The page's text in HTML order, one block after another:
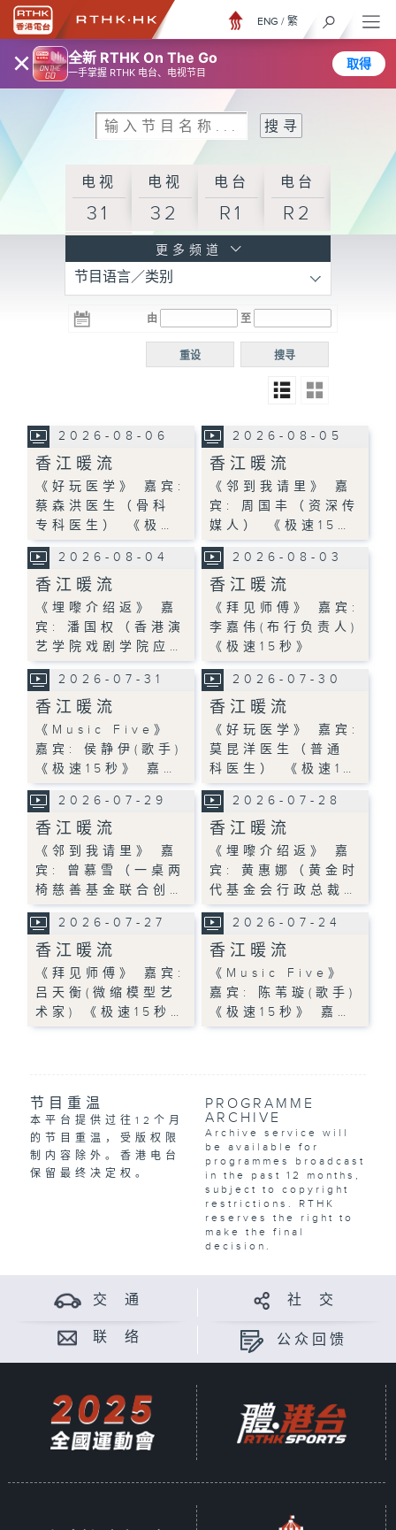
× 全新 RTHK On The Go
一手掌握 RTHK 电台、电视节目
取得
ENG / 繁
电视
31
电视
32
电台
R1
电台
R2
R3
电台 电台
R5
电台
普通
更多频道
节目语言／类别
由 至
搜寻
重设
2026-08-06
香江暖流
《好玩医学》 嘉宾:
蔡森洪医生（骨科
专科医生） 《极…
2026-08-05
香江暖流
《邻到我请里》 嘉
宾: 周国丰（资深传
媒人） 《极速15…
2026-08-04
香江暖流
《埋嚟介绍返》 嘉
宾: 潘国权（香港演
艺学院戏剧学院应…
2026-08-03
香江暖流
《拜见师傅》 嘉宾:
李嘉伟(布行负责人)
《极速15秒》
2026-07-31
香江暖流
《Music Five》
嘉宾: 侯静伊(歌手)
《极速15秒》 嘉…
2026-07-30
香江暖流
《好玩医学》 嘉宾:
莫昆洋医生（普通
科医生） 《极速1…
2026-07-29
香江暖流
《邻到我请里》 嘉
宾: 曾慕雪（一桌两
椅慈善基金联合创…
2026-07-28
香江暖流
《埋嚟介绍返》 嘉
宾: 黄惠娜（黄金时
代基金会行政总裁…
2026-07-27
香江暖流
《拜见师傅》 嘉宾:
吕天衡(微缩模型艺
术家) 《极速15秒…
2026-07-24
香江暖流
《Music Five》
嘉宾: 陈苇璇(歌手)
《极速15秒》 嘉…
节目重温
本平台提供过往12个月
的节目重温，受版权限
制内容除外。香港电台
保留最终决定权。
PROGRAMME
ARCHIVE
Archive service will
be available for
programmes broadcast
in the past 12 months,
subject to copyright
restrictions. RTHK
reserves the right to
make the final
decision.
交 通 社 交
联 络 公众回馈